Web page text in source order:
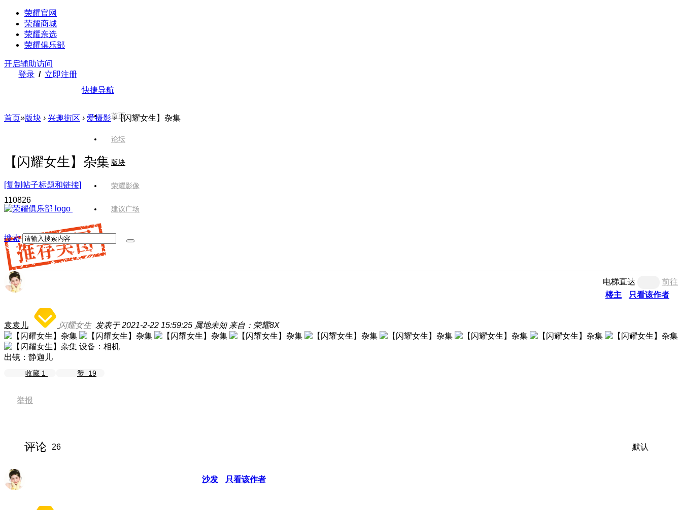
荣耀官网
荣耀商城
荣耀亲选
荣耀俱乐部
开启辅助访问
登录 / 立即注册
快捷导航
首页
论坛
版块
荣耀影像
建议广场
搜索
首页»版块 › 兴趣街区 › 爱摄影 ›【闪耀女生】杂集
【闪耀女生】杂集
[复制帖子标题和链接]
110826
电梯直达
前往
楼主
只看该作者
袁袁儿 闪耀女生 发表于 2021-2-22 15:59:25 属地未知 来自：荣耀8X
设备：相机
出镜：静迦儿
收藏 1 赞 19
举报
评论 26 默认
沙发 只看该作者